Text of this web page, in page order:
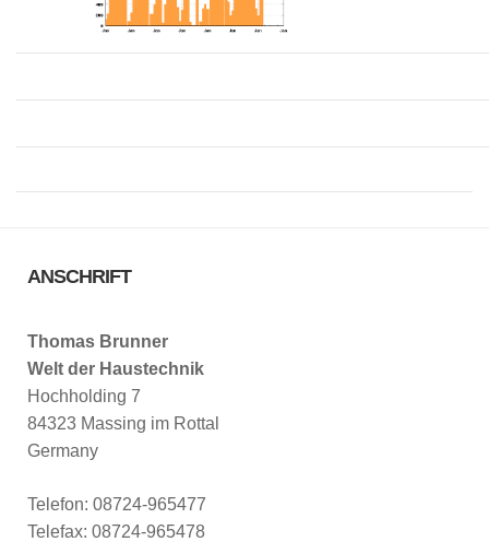
ANSCHRIFT
Thomas Brunner
Welt der Haustechnik
Hochholding 7
84323 Massing im Rottal
Germany
Telefon: 08724-965477
Telefax: 08724-965478